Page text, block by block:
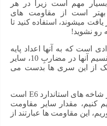
مهم است زیرا در هر
است از مقاومت های
میشوند، استفاده کنید تا
رو نشوید!
است که به آنها اعداد پایه
میگویند! اعدادی که با ضرب و تقسیم آنها در مضاربِ 10، سایر
از این سری ها بدست می
اگر مقاومت 2.2 که یکی از زیر شاخه های استاندارد E6 است
یا تقسیم کنیم، مقدار سایر مقاومت
این مقاومت ها عبارتند از